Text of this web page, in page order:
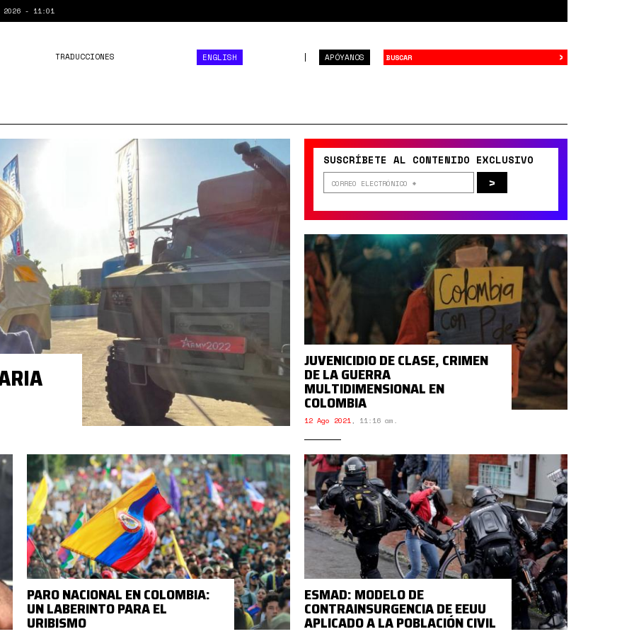
- 11:01
APÓYANOS
TRADUCCIONES ENGLISH ›
SUSCRÍBETE AL CONTENIDO EXCLUSIVO
>
JUVENICIDIO DE CLASE, CRIMEN
DE LA GUERRA
MULTIDIMENSIONAL EN
COLOMBIA
12 Ago 2021, 11:16 am.
PARO NACIONAL EN COLOMBIA:
UN LABERINTO PARA EL
URIBISMO
ESMAD: MODELO DE
CONTRAINSURGENCIA DE EEUU
APLICADO A LA POBLACIÓN CIVIL